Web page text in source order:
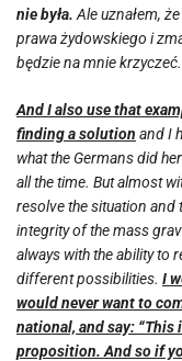
nie była. Ale uznałem,
prawa żydowskiego i
będzie na mnie krzyczeć.
And I also use that
finding a solution and I
what the Germans did
all the time. But almost
resolve the situation and
integrity of the mass
always with the ability to
different possibilities. I
would never want to
national, and say: “This
proposition. And so if